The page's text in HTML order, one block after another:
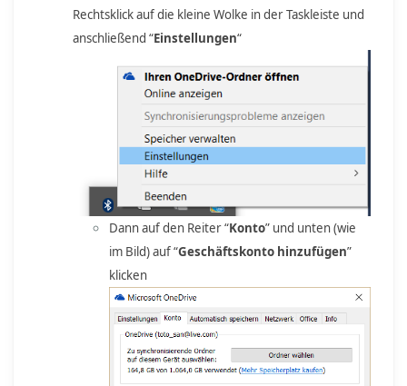
Rechtsklick auf die kleine Wolke in der Taskleiste und
anschließend “Einstellungen“
Dann auf den Reiter “Konto” und unten (wie
im Bild) auf “Geschäftskonto hinzufügen”
klicken